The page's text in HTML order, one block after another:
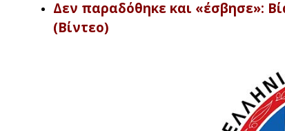
Δεν παραδόθηκε και «έσβησε»:
(Βίντεο)